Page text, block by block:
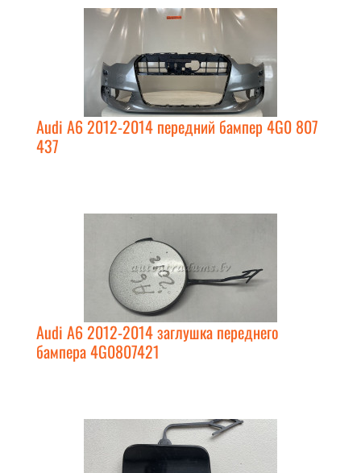
Audi A6 2012-2014 передний бампер 4G0 807
437
Audi A6 2012-2014 заглушка переднего
бампера 4G0807421